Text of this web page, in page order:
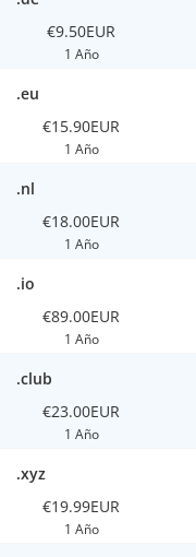
€9.50EUR
1 Año
.eu
€15.90EUR
1 Año
.nl
€18.00EUR
1 Año
.io
€89.00EUR
1 Año
.club
€23.00EUR
1 Año
.xyz
€19.99EUR
1 Año